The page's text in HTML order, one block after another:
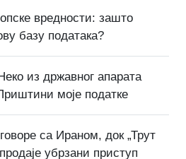
вредности: зашто
базу података?
из државног апарата
моје податке
са Ираном, док „Трут
убрзани приступ